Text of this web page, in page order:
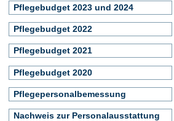
Pflegebudget 2023 und 2024
Pflegebudget 2022
Pflegebudget 2021
Pflegebudget 2020
Pflegepersonalbemessung
Nachweis zur Personalausstattung